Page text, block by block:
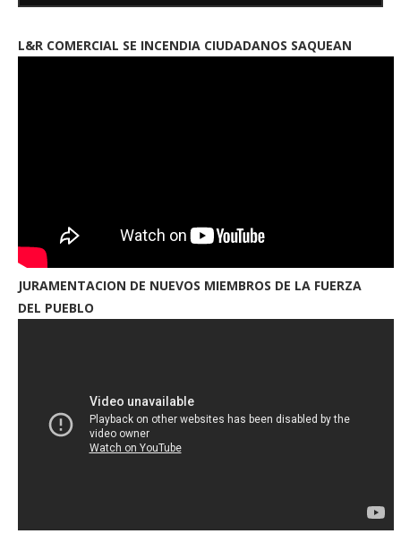
L&R COMERCIAL SE INCENDIA CIUDADANOS SAQUEAN
JURAMENTACION DE NUEVOS MIEMBROS DE LA FUERZA
DEL PUEBLO